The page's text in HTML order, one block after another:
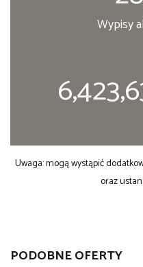
Wypisy
Uwaga: mogą wystąpić
oraz
PODOBNE OFERTY